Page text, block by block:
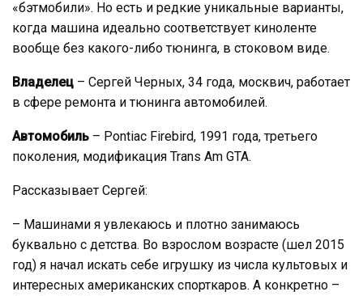
«бэтмобили». Но есть и редкие уникальные варианты,
когда машина идеально соответствует киноленте
вообще без какого-либо тюнинга, в стоковом виде.
Владелец – Сергей Черных, 34 года, москвич, работает
в сфере ремонта и тюнинга автомобилей.
Автомобиль – Pontiac Firebird, 1991 года, третьего
поколения, модификация Trans Am GTA.
Рассказывает Сергей:
– Машинами я увлекаюсь и плотно занимаюсь
буквально с детства. Во взрослом возрасте (шел 2015
год) я начал искать себе игрушку из числа культовых и
интересных американских спорткаров. А конкретно –